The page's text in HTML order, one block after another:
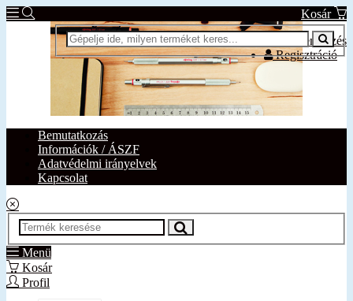
Kosár
Bejelentkezés
Regisztráció
Bemutatkozás
Információk / ÁSZF
Adatvédelmi irányelvek
Kapcsolat
Menü
Kosár
Profil